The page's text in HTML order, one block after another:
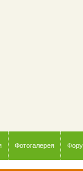
Фотогалерея